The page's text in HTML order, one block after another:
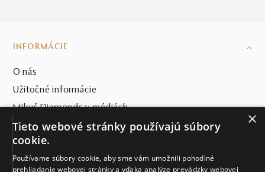
INFORMÁCIE
O nás
Užitočné informácie
Mikuš Diamonds v médiách
Blog
×
Tieto webové stránky používajú súbory
cookie.
Používame súbory cookie, aby sme vám umožnili pohodlné
prehliadanie webovej stránky a vďaka analýze prevádzky webovej